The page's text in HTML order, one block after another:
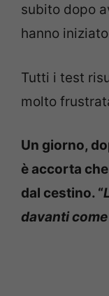
subito dopo
hanno
Tutti i test
molto
Un giorno,
è accorta
dal cestino. “
davanti